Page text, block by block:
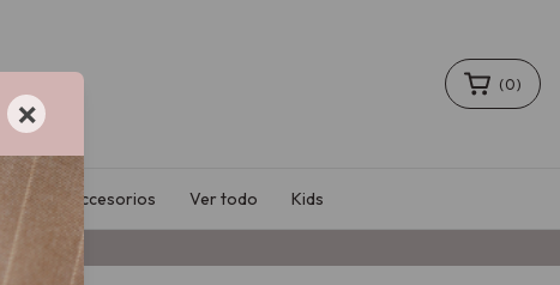
(0)
Sale Accesorios Ver todo Kids
×